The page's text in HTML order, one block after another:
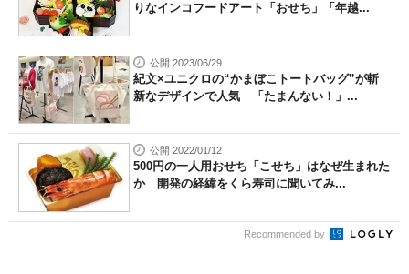
りなインコフードアート「おせち」「年越...
公開 2023/06/29
紀文×ユニクロの“かまぼこトートバッグ”が斬
新なデザインで人気 「たまんない！」...
公開 2022/01/12
500円の一人用おせち「こせち」はなぜ生まれた
か 開発の経緯をくら寿司に聞いてみ...
Recommended by